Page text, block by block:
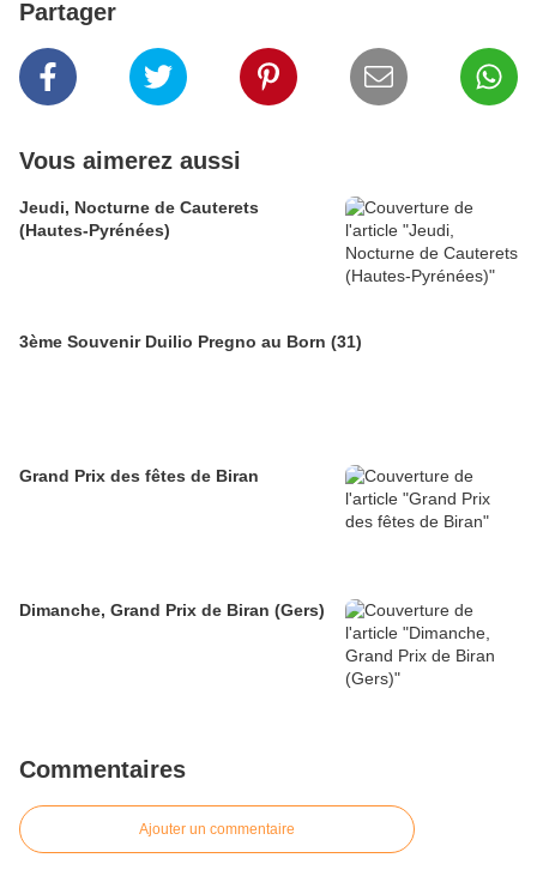
Partager
Vous aimerez aussi
Jeudi, Nocturne de Cauterets
(Hautes-Pyrénées)
3ème Souvenir Duilio Pregno au Born (31)
Grand Prix des fêtes de Biran
Dimanche, Grand Prix de Biran (Gers)
Commentaires
Ajouter un commentaire